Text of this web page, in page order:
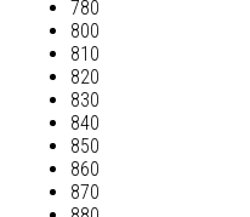
780
800
810
820
830
840
850
860
870